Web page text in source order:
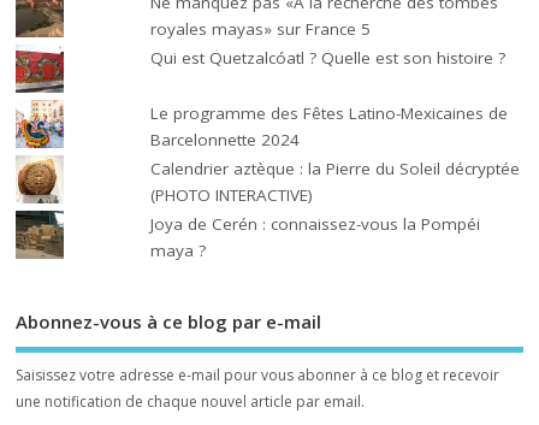
royales mayas» sur France 5
Qui est Quetzalcóatl ? Quelle est son histoire ?
Le programme des Fêtes Latino-Mexicaines de
Barcelonnette 2024
Calendrier aztèque : la Pierre du Soleil décryptée
(PHOTO INTERACTIVE)
Joya de Cerén : connaissez-vous la Pompéi
maya ?
Abonnez-vous à ce blog par e-mail
Saisissez votre adresse e-mail pour vous abonner à ce blog et recevoir
une notification de chaque nouvel article par email.